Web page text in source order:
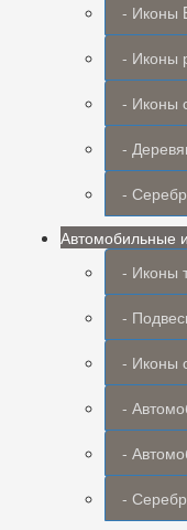
- Иконы
- Иконы
- Иконы
-
-
Автомобильные
- Иконы
-
- Иконы
-
-
-